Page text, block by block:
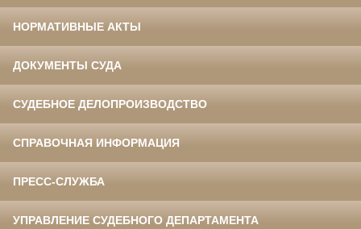
НОРМАТИВНЫЕ АКТЫ
ДОКУМЕНТЫ СУДА
СУДЕБНОЕ ДЕЛОПРОИЗВОДСТВО
СПРАВОЧНАЯ ИНФОРМАЦИЯ
ПРЕСС-СЛУЖБА
УПРАВЛЕНИЕ СУДЕБНОГО ДЕПАРТАМЕНТА